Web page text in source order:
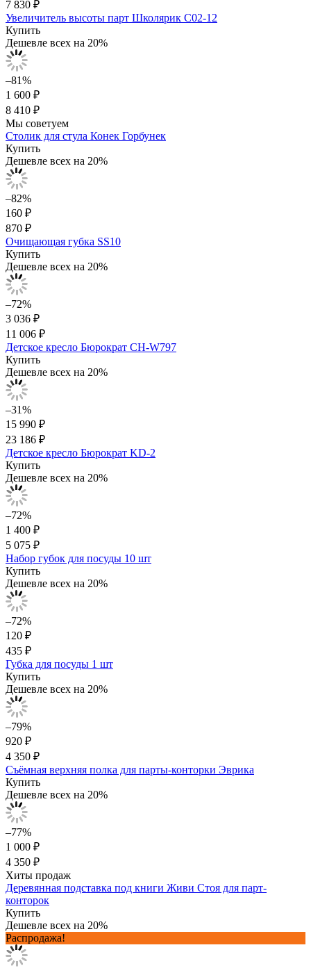
7 830 ₽
Увеличитель высоты парт Школярик С02-12
Купить
Дешевле всех на 20%
–81%
1 600 ₽
8 410 ₽
Мы советуем
Столик для стула Конек Горбунек
Купить
Дешевле всех на 20%
–82%
160 ₽
870 ₽
Очищающая губка SS10
Купить
Дешевле всех на 20%
–72%
3 036 ₽
11 006 ₽
Детское кресло Бюрократ CH-W797
Купить
Дешевле всех на 20%
–31%
15 990 ₽
23 186 ₽
Детское кресло Бюрократ KD-2
Купить
Дешевле всех на 20%
–72%
1 400 ₽
5 075 ₽
Набор губок для посуды 10 шт
Купить
Дешевле всех на 20%
–72%
120 ₽
435 ₽
Губка для посуды 1 шт
Купить
Дешевле всех на 20%
–79%
920 ₽
4 350 ₽
Съёмная верхняя полка для парты-конторки Эврика
Купить
Дешевле всех на 20%
–77%
1 000 ₽
4 350 ₽
Хиты продаж
Деревянная подставка под книги Живи Стоя для парт-
конторок
Купить
Дешевле всех на 20%
Распродажа!